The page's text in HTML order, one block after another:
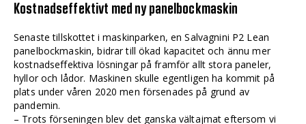
Kostnadseffektivt med ny panelbockmaskin
Senaste tillskottet i maskinparken, en Salvagnini P2 Lean
panelbockmaskin, bidrar till ökad kapacitet och ännu mer
kostnadseffektiva lösningar på framför allt stora paneler,
hyllor och lådor. Maskinen skulle egentligen ha kommit på
plats under våren 2020 men försenades på grund av
pandemin.
– Trots förseningen blev det ganska vältajmat eftersom vi